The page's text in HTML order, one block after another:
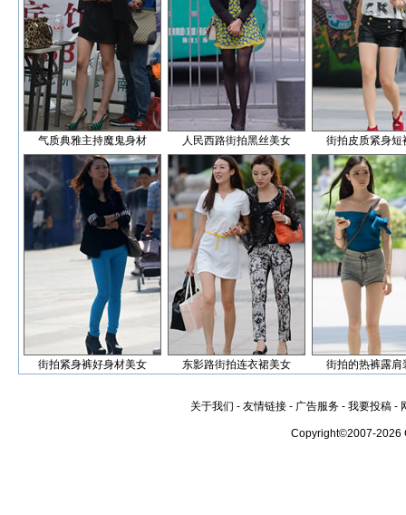
气质典雅主持魔鬼身材 人民西路街拍黑丝美女 街拍皮质紧身短
街拍紧身裤好身材美女 东影路街拍连衣裙美女 街拍的热裤露肩
关于我们 - 友情链接 - 广告服务 - 我要投稿 -
Copyright©2007-2026